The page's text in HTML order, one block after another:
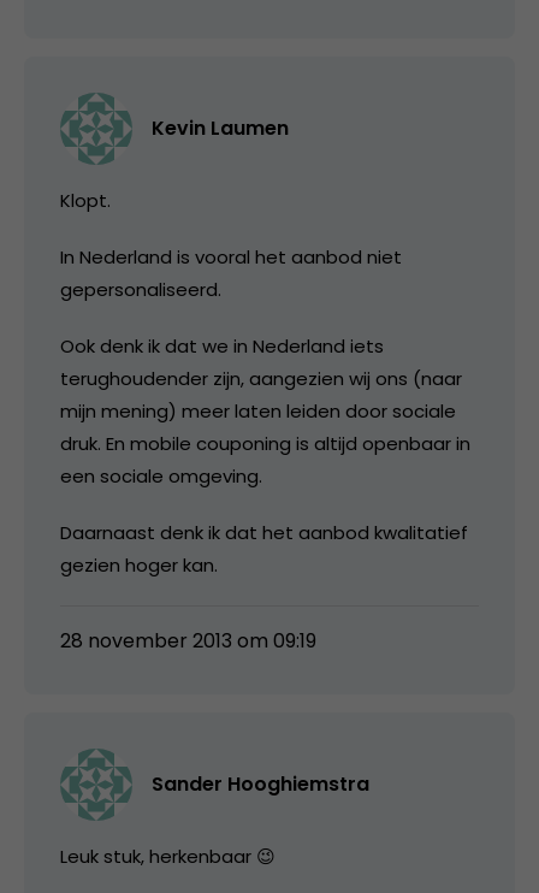
Kevin Laumen
Klopt.
In Nederland is vooral het aanbod niet
gepersonaliseerd.
Ook denk ik dat we in Nederland iets
terughoudender zijn, aangezien wij ons (naar
mijn mening) meer laten leiden door sociale
druk. En mobile couponing is altijd openbaar in
een sociale omgeving.
Daarnaast denk ik dat het aanbod kwalitatief
gezien hoger kan.
28 november 2013 om 09:19
Sander Hooghiemstra
Leuk stuk, herkenbaar 😉